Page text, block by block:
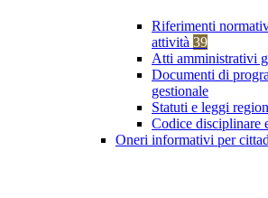
Riferimenti
attività 39
Atti amministrativi
Documenti di
gestionale
Statuti e leggi
Codice disciplinare
Oneri informativi per